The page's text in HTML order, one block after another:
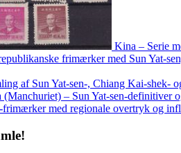
Kina – Serie